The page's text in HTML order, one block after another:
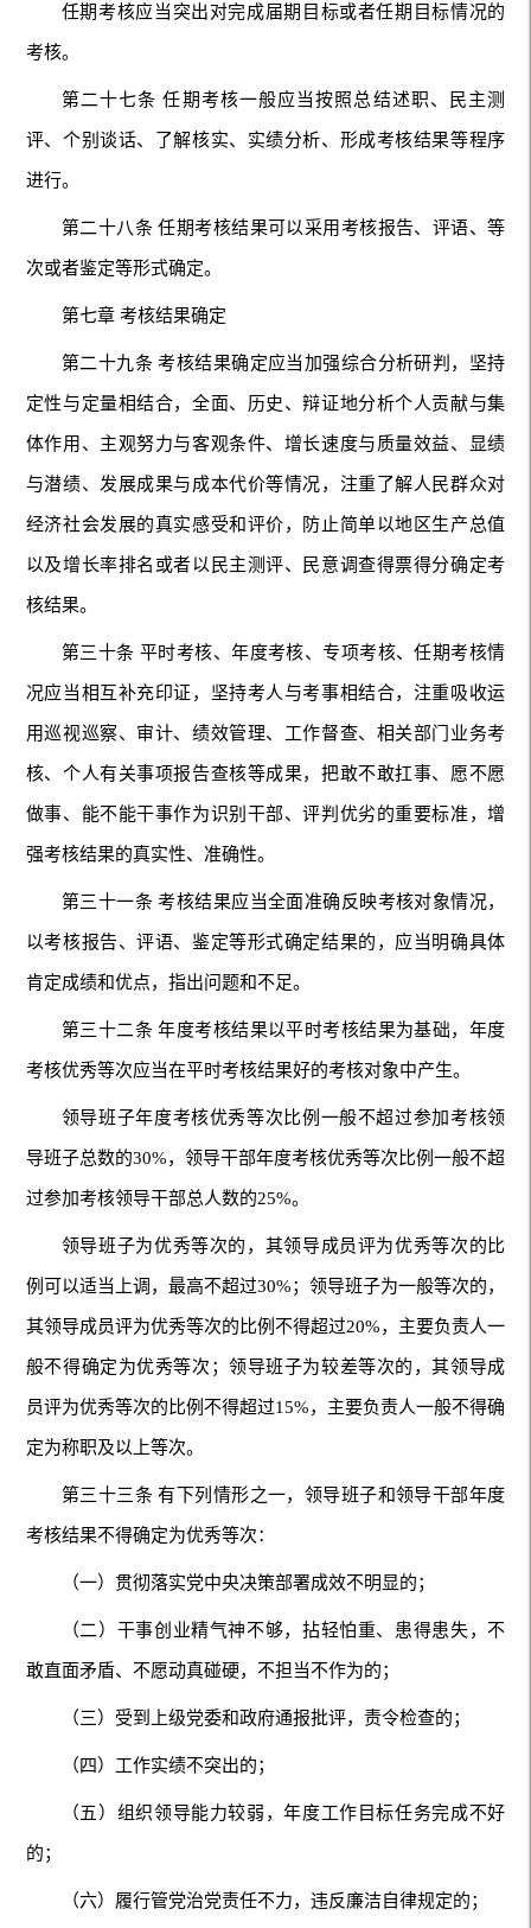
任期考核应当突出对完成届期目标或者任期目标情况的
考核。
第二十七条 任期考核一般应当按照总结述职、民主测
评、个别谈话、了解核实、实绩分析、形成考核结果等程序
进行。
第二十八条 任期考核结果可以采用考核报告、评语、等
次或者鉴定等形式确定。
第七章 考核结果确定
第二十九条 考核结果确定应当加强综合分析研判，坚持
定性与定量相结合，全面、历史、辩证地分析个人贡献与集
体作用、主观努力与客观条件、增长速度与质量效益、显绩
与潜绩、发展成果与成本代价等情况，注重了解人民群众对
经济社会发展的真实感受和评价，防止简单以地区生产总值
以及增长率排名或者以民主测评、民意调查得票得分确定考
核结果。
第三十条 平时考核、年度考核、专项考核、任期考核情
况应当相互补充印证，坚持考人与考事相结合，注重吸收运
用巡视巡察、审计、绩效管理、工作督查、相关部门业务考
核、个人有关事项报告查核等成果，把敢不敢扛事、愿不愿
做事、能不能干事作为识别干部、评判优劣的重要标准，增
强考核结果的真实性、准确性。
第三十一条 考核结果应当全面准确反映考核对象情况，
以考核报告、评语、鉴定等形式确定结果的，应当明确具体
肯定成绩和优点，指出问题和不足。
第三十二条 年度考核结果以平时考核结果为基础，年度
考核优秀等次应当在平时考核结果好的考核对象中产生。
领导班子年度考核优秀等次比例一般不超过参加考核领
导班子总数的30%，领导干部年度考核优秀等次比例一般不超
过参加考核领导干部总人数的25%。
领导班子为优秀等次的，其领导成员评为优秀等次的比
例可以适当上调，最高不超过30%；领导班子为一般等次的，
其领导成员评为优秀等次的比例不得超过20%，主要负责人一
般不得确定为优秀等次；领导班子为较差等次的，其领导成
员评为优秀等次的比例不得超过15%，主要负责人一般不得确
定为称职及以上等次。
第三十三条 有下列情形之一，领导班子和领导干部年度
考核结果不得确定为优秀等次：
（一）贯彻落实党中央决策部署成效不明显的；
（二）干事创业精气神不够，拈轻怕重、患得患失，不
敢直面矛盾、不愿动真碰硬，不担当不作为的；
（三）受到上级党委和政府通报批评，责令检查的；
（四）工作实绩不突出的；
（五）组织领导能力较弱，年度工作目标任务完成不好
的；
（六）履行管党治党责任不力，违反廉洁自律规定的；